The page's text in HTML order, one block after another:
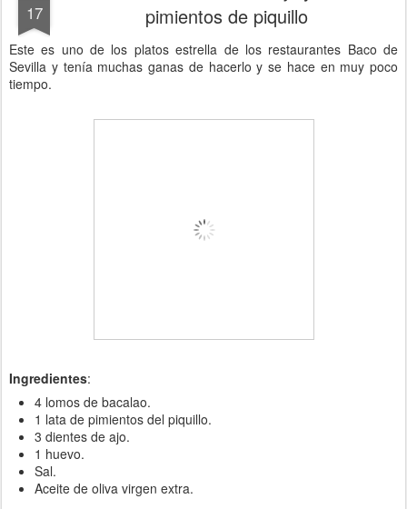
17
pimientos de piquillo
Este es uno de los platos estrella de los restaurantes Baco de
Sevilla y tenía muchas ganas de hacerlo y se hace en muy poco
tiempo.
Ingredientes:
4 lomos de bacalao.
1 lata de pimientos del piquillo.
3 dientes de ajo.
1 huevo.
Sal.
Aceite de oliva virgen extra.